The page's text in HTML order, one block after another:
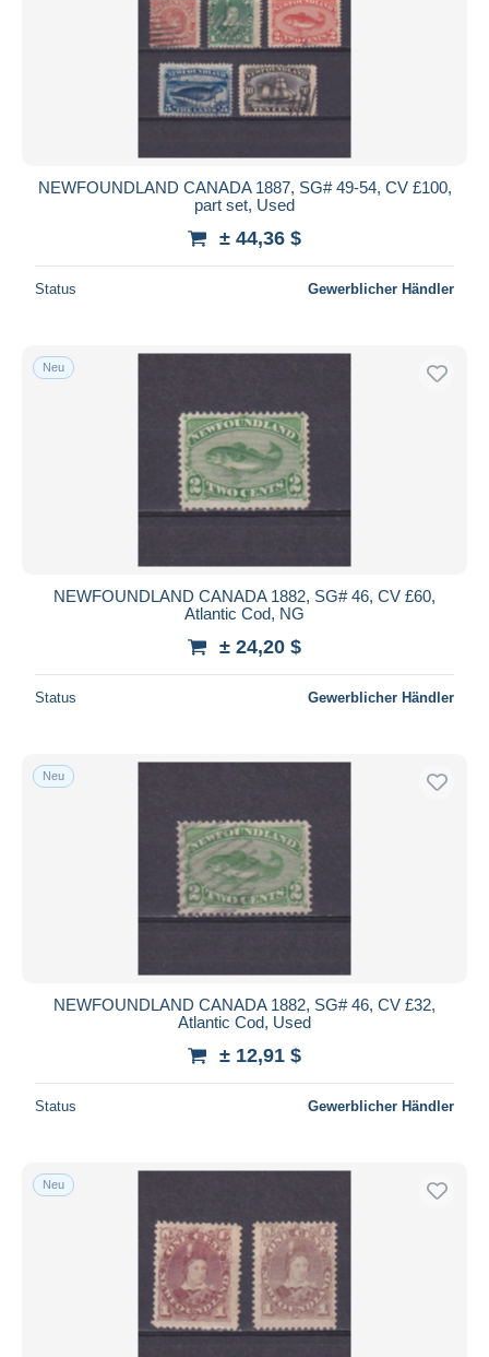
NEWFOUNDLAND CANADA 1887, SG# 49-54, CV £100,
part set, Used
± 44,36 $
Status Gewerblicher Händler
Neu
NEWFOUNDLAND CANADA 1882, SG# 46, CV £60,
Atlantic Cod, NG
± 24,20 $
Status Gewerblicher Händler
Neu
NEWFOUNDLAND CANADA 1882, SG# 46, CV £32,
Atlantic Cod, Used
± 12,91 $
Status Gewerblicher Händler
Neu